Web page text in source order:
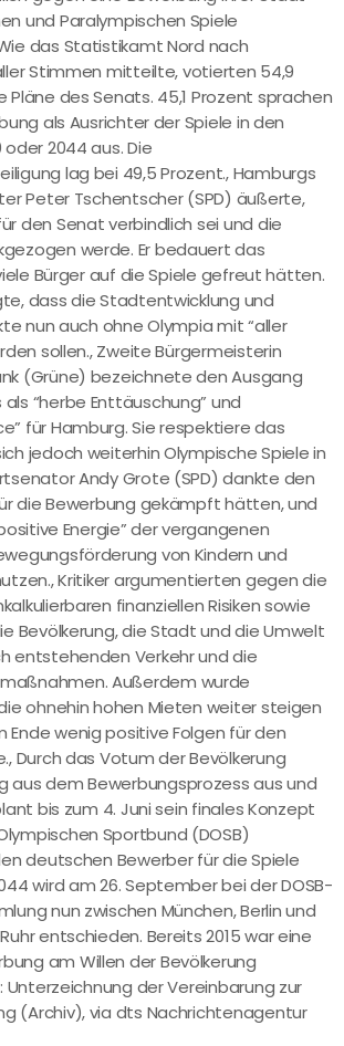
und Paralympischen Spiele
das Statistikamt Nord nach
Stimmen mitteilte, votierten 54,9
des Senats. 45,1 Prozent sprachen
als Ausrichter der Spiele in den
2044 aus. Die
lag bei 49,5 Prozent., Hamburgs
Peter Tschentscher (SPD) äußerte,
den Senat verbindlich sei und die
werde. Er bedauert das
Bürger auf die Spiele gefreut hätten.
dass die Stadtentwicklung und
nun auch ohne Olympia mit “aller
sollen., Zweite Bürgermeisterin
(Grüne) bezeichnete den Ausgang
“herbe Enttäuschung” und
für Hamburg. Sie respektiere das
jedoch weiterhin Olympische Spiele in
Andy Grote (SPD) dankte den
die Bewerbung gekämpft hätten, und
Energie” der vergangenen
von Kindern und
Kritiker argumentierten gegen die
finanziellen Risiken sowie
Bevölkerung, die Stadt und die Umwelt
entstehenden Verkehr und die
Außerdem wurde
ohnehin hohen Mieten weiter steigen
Ende wenig positive Folgen für den
Durch das Votum der Bevölkerung
aus dem Bewerbungsprozess aus und
bis zum 4. Juni sein finales Konzept
Sportbund (DOSB)
deutschen Bewerber für die Spiele
wird am 26. September bei der DOSB-
nun zwischen München, Berlin und
entschieden. Bereits 2015 war eine
am Willen der Bevölkerung
der Vereinbarung zur
(Archiv), via dts Nachrichtenagentur